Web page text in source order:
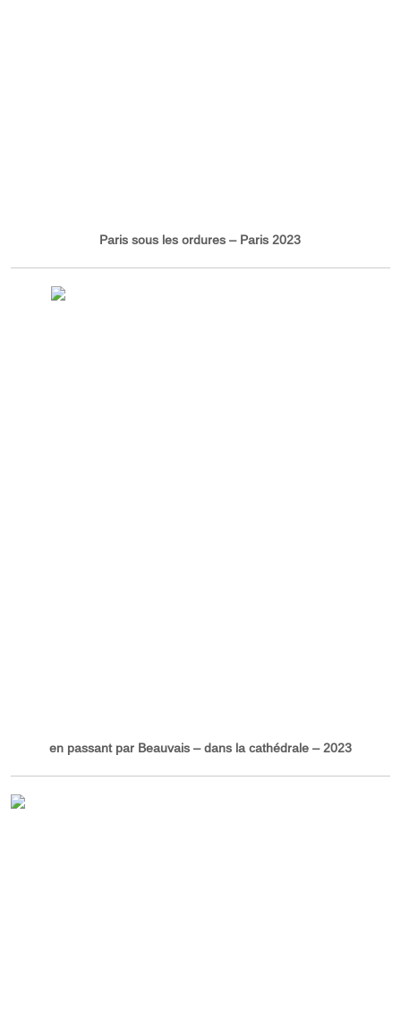
Paris sous les ordures – Paris 2023
en passant par Beauvais – dans la cathédrale – 2023